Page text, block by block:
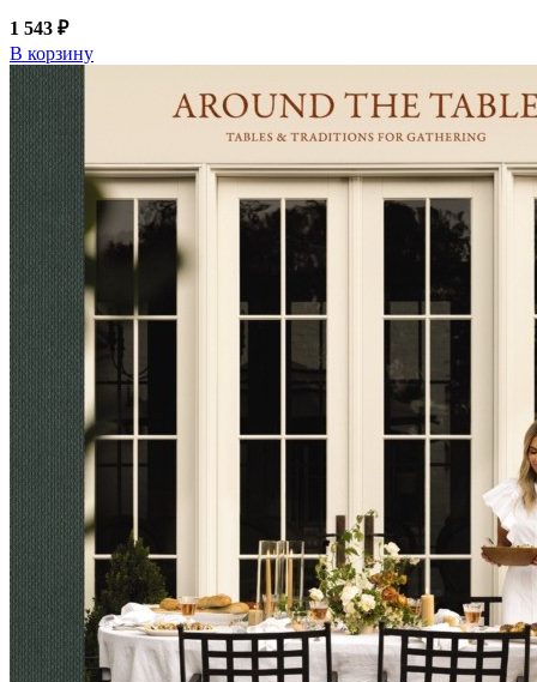
1 543 ₽
В корзину